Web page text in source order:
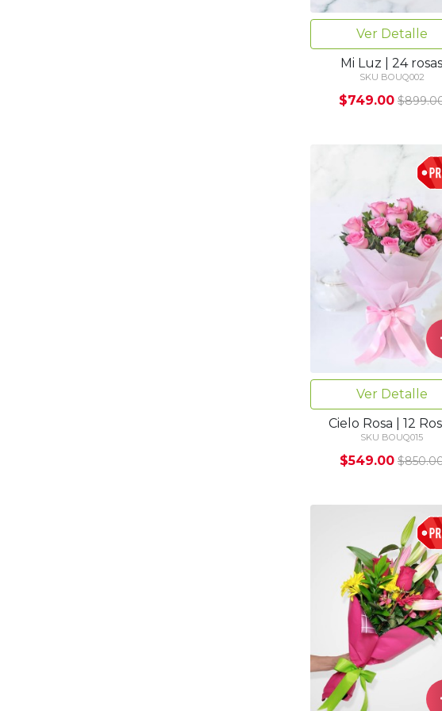
Ver Detalle
Mi Luz | 24 rosas
SKU BOUQ002
$749.00
Ver Detalle
Cielo Rosa | 12
SKU BOUQ015
$549.00